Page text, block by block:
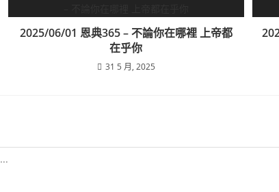
2025/06/01 恩典365 – 不論你在哪裡 上帝都
在乎你
31 5 月, 2025